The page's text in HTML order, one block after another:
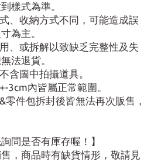
樣式為準。
、收納方式不同，可能造成誤
為主。
、或拆解以致缺乏完整性及失
法退貨。
含圖中拍攝道具。
3cm內皆屬正常範圍。
件包拆封後皆無法再次販售，
問是否有庫存喔！】
，商品時有缺貨情形，敬請見